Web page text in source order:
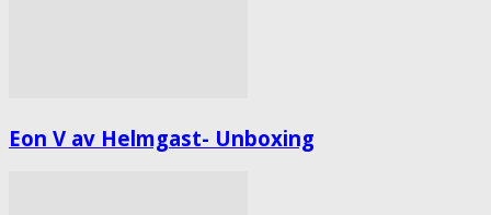
Eon V av Helmgast- Unboxing